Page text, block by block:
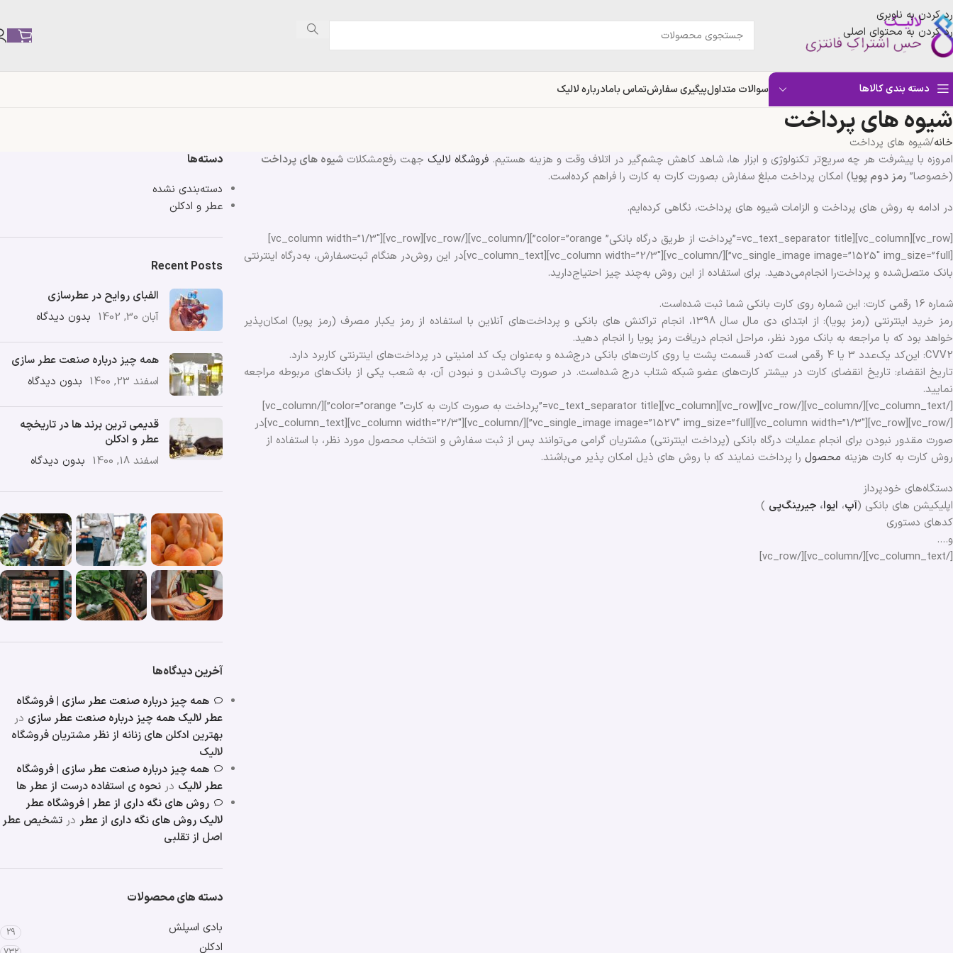
رد کردن به ناوبری
رد کردن به محتوای اصلی
دسته بندی کالاها سوالات متداولپیگیری سفارشتماس بامادرباره لالیک
شیوه های پرداخت
خانه شیوه های پرداخت
امروزه با پیشرفت هر چه سریع‌تر تکنولوژی و ابزار ها، شاهد کاهش چشم‌گیر در اتلاف وقت و هزینه هستیم. فروشگاه لالیک جهت رفع‌مشکلات شیوه های پرداخت
(خصوصا” رمز دوم پویا) امکان پرداخت مبلغ سفارش بصورت کارت به کارت را فراهم کرده‌است.
در ادامه به روش های پرداخت و الزامات شیوه های پرداخت، نگاهی کرده‌ایم.
[vc_row][vc_column][vc_text_separator title=”پرداخت از طریق درگاه بانکی” color=”orange”][/vc_column][/vc_row][vc_row][vc_column width=”1/3″]
[vc_single_image image=”1525″ img_size=”full”][/vc_column][vc_column width=”2/3″][vc_column_text]در این روش‌در هنگام ثبت‌سفارش، به‌درگاه اینترنتی
بانک متصل‌شده و پرداخت‌را انجام‌می‌دهید. برای استفاده از این روش به‌چند چیز احتیاج‌دارید.
شماره 16 رقمی کارت: این شماره روی کارت بانکی شما ثبت شده‌است.
رمز خرید اینترنتی (رمز پویا): از ابتدای دی مال سال 1398، انجام تراکنش های بانکی و پرداخت‌های آنلاین با استفاده از رمز یکبار مصرف (رمز پویا) امکان‌پذیر
خواهد بود که با مراجعه به بانک مورد نظر، مراحل انجام دریافت رمز پویا را انجام دهید.
CVV2: این‌کد یک‌عدد 3 یا 4 رقمی است که‌در قسمت پشت یا روی کارت‌های بانکی درج‌شده و به‌عنوان یک کد امنیتی در پرداخت‌های اینترنتی کاربرد دارد.
تاریخ انقضاء: تاریخ انقضای کارت در بیشتر کارت‌های عضو شبکه شتاب درج شده‌است. در صورت پاک‌شدن و نبودن آن، به شعب یکی از بانک‌های مربوطه مراجعه
نمایید.
[/vc_column_text][/vc_column][/vc_row][vc_row][vc_column][vc_text_separator title=”پرداخت به صورت کارت به کارت” color=”orange”][/vc_column]
[/vc_row][vc_row][vc_column width=”1/3″][vc_single_image image=”1527″ img_size=”full”][/vc_column][vc_column width=”2/3″][vc_column_text]در
صورت مقدور نبودن برای انجام عملیات درگاه بانکی (پرداخت اینترنتی) مشتریان گرامی می‌توانند پس از ثبت سفارش و انتخاب محصول مورد نظر، با استفاده از
روش کارت به کارت هزینه محصول را پرداخت نمایند که با روش های ذیل امکان پذیر می‌باشند.
دستگاه‌های خودپرداز
اپلیکیشن ‌های بانکی (آپ، ایوا، جیرینگ‌پی )
کدهای دستوری
و….
[/vc_column_text][/vc_column][/vc_row]
دسته‌ها
دسته‌بندی نشده
عطر و ادکلن
Recent Posts
الفبای روایح در عطرسازی
آبان 30, 1402
بدون دیدگاه
همه چیز درباره صنعت عطر سازی
اسفند 23, 1400
بدون دیدگاه
قدیمی ترین برند ها در تاریخچه
عطر و ادکلن
اسفند 18, 1400
بدون دیدگاه
آخرین دیدگاه‌ها
همه چیز درباره صنعت عطر سازی | فروشگاه
عطر لالیک همه چیز درباره صنعت عطر سازی در
بهترین ادکلن های زنانه از نظر مشتریان فروشگاه
لالیک
همه چیز درباره صنعت عطر سازی | فروشگاه
عطر لالیک درنحوه ی استفاده درست از عطر ها
روش های نگه داری از عطر | فروشگاه عطر
لالیک روش های نگه داری از عطر درتشخیص عطر
اصل از تقلبی
دسته های محصولات
بادی اسپلش 29
ادکلن